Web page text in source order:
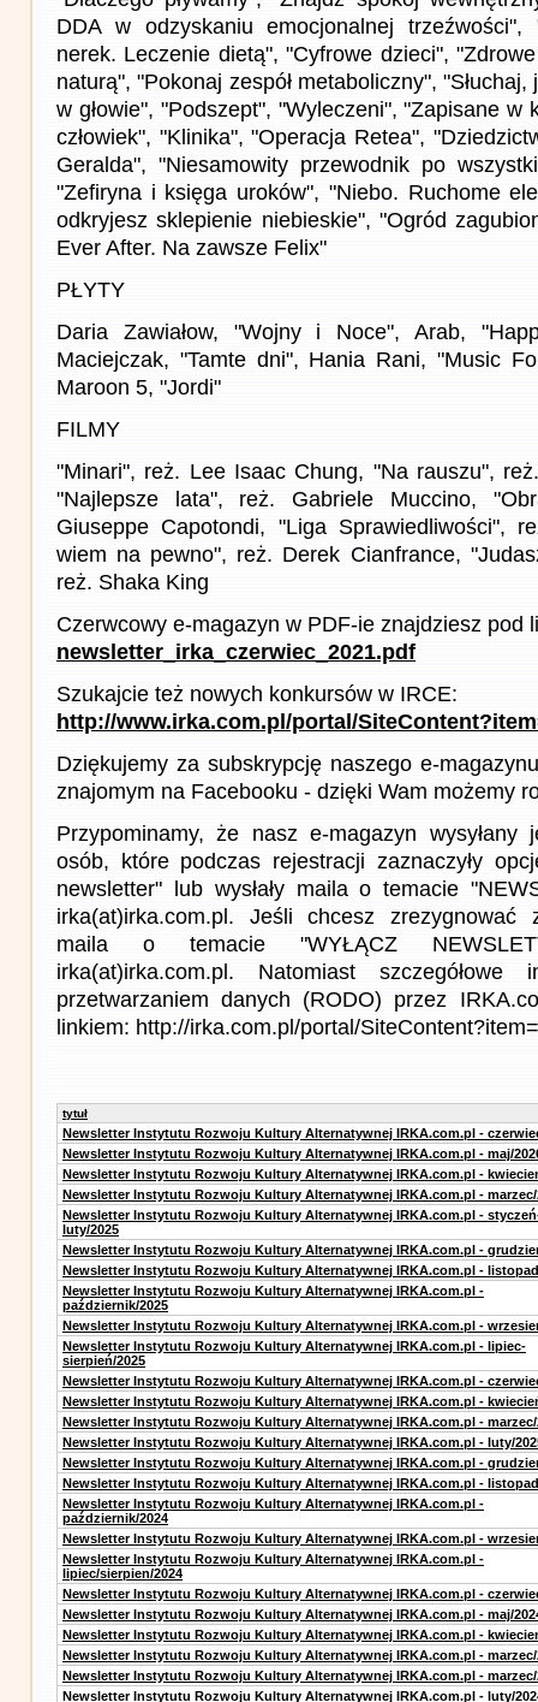
DDA w odzyskaniu emocjonalnej trzeźwości",
nerek. Leczenie dietą", "Cyfrowe dzieci",
naturą", "Pokonaj zespół metaboliczny",
w głowie", "Podszept", "Wyleczeni", "Zapisane w
człowiek", "Klinika", "Operacja Retea",
Geralda", "Niesamowity przewodnik po
"Zefiryna i księga uroków", "Niebo. Ruchome
odkryjesz sklepienie niebieskie", "Ogród
Ever After. Na zawsze Felix"
PŁYTY
Daria Zawiałow, "Wojny i Noce", Arab,
Maciejczak, "Tamte dni", Hania Rani, "Music
Maroon 5, "Jordi"
FILMY
"Minari", reż. Lee Isaac Chung, "Na rauszu",
"Najlepsze lata", reż. Gabriele Muccino,
Giuseppe Capotondi, "Liga Sprawiedliwości",
wiem na pewno", reż. Derek Cianfrance,
reż. Shaka King
Czerwcowy e-magazyn w PDF-ie znajdziesz pod
newsletter_irka_czerwiec_2021.pdf
Szukajcie też nowych konkursów w IRCE:
http://www.irka.com.pl/portal/
Dziękujemy za subskrypcję naszego e-
znajomym na Facebooku - dzięki Wam możemy
Przypominamy, że nasz e-magazyn
osób, które podczas rejestracji zaznaczyły
newsletter" lub wysłały maila o temacie
irka(at)irka.com.pl. Jeśli chcesz zrezygnować
maila o temacie "WYŁĄCZ
irka(at)irka.com.pl. Natomiast szczegółowe
przetwarzaniem danych (RODO) przez
linkiem: http://irka.com.pl/portal/
tytuł
Newsletter Instytutu Rozwoju Kultury Alternatywnej IRKA.com.pl -
Newsletter Instytutu Rozwoju Kultury Alternatywnej IRKA.com.pl - maj/
Newsletter Instytutu Rozwoju Kultury Alternatywnej IRKA.com.pl -
Newsletter Instytutu Rozwoju Kultury Alternatywnej IRKA.com.pl - marzec/
Newsletter Instytutu Rozwoju Kultury Alternatywnej IRKA.com.pl -
luty/2025
Newsletter Instytutu Rozwoju Kultury Alternatywnej IRKA.com.pl -
Newsletter Instytutu Rozwoju Kultury Alternatywnej IRKA.com.pl -
Newsletter Instytutu Rozwoju Kultury Alternatywnej IRKA.com.pl -
październik/2025
Newsletter Instytutu Rozwoju Kultury Alternatywnej IRKA.com.pl -
Newsletter Instytutu Rozwoju Kultury Alternatywnej IRKA.com.pl - lipiec-
sierpień/2025
Newsletter Instytutu Rozwoju Kultury Alternatywnej IRKA.com.pl -
Newsletter Instytutu Rozwoju Kultury Alternatywnej IRKA.com.pl -
Newsletter Instytutu Rozwoju Kultury Alternatywnej IRKA.com.pl - marzec/
Newsletter Instytutu Rozwoju Kultury Alternatywnej IRKA.com.pl - luty/
Newsletter Instytutu Rozwoju Kultury Alternatywnej IRKA.com.pl -
Newsletter Instytutu Rozwoju Kultury Alternatywnej IRKA.com.pl -
Newsletter Instytutu Rozwoju Kultury Alternatywnej IRKA.com.pl -
październik/2024
Newsletter Instytutu Rozwoju Kultury Alternatywnej IRKA.com.pl -
Newsletter Instytutu Rozwoju Kultury Alternatywnej IRKA.com.pl -
lipiec/sierpien/2024
Newsletter Instytutu Rozwoju Kultury Alternatywnej IRKA.com.pl -
Newsletter Instytutu Rozwoju Kultury Alternatywnej IRKA.com.pl - maj/
Newsletter Instytutu Rozwoju Kultury Alternatywnej IRKA.com.pl -
Newsletter Instytutu Rozwoju Kultury Alternatywnej IRKA.com.pl - marzec/
Newsletter Instytutu Rozwoju Kultury Alternatywnej IRKA.com.pl - marzec/
Newsletter Instytutu Rozwoju Kultury Alternatywnej IRKA.com.pl - luty/